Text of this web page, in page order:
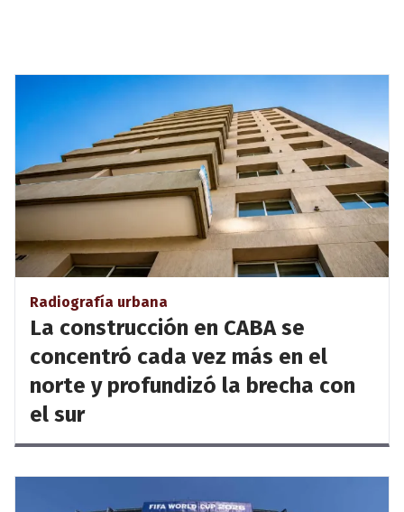
Radiografía urbana
La construcción en CABA se
concentró cada vez más en el
norte y profundizó la brecha con
el sur